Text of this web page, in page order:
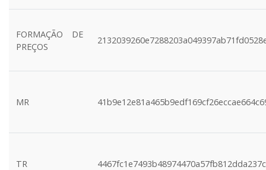
FORMAÇÃO DE
PREÇOS
MR
TR